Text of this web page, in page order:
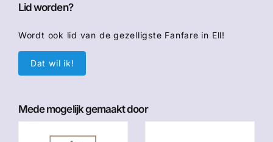
Lid worden?
Wordt ook lid van de gezelligste Fanfare in Ell!
Dat wil ik!
Mede mogelijk gemaakt door